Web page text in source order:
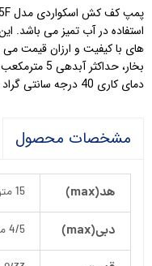
استفاده در آب تمیز می باشد.
دمای کاری 40 درجه سانتی گراد می باشد.
مشخصات محصول
هد(max) 15 متر
دبی(max) 4/5 متر مکعب بر ساعت